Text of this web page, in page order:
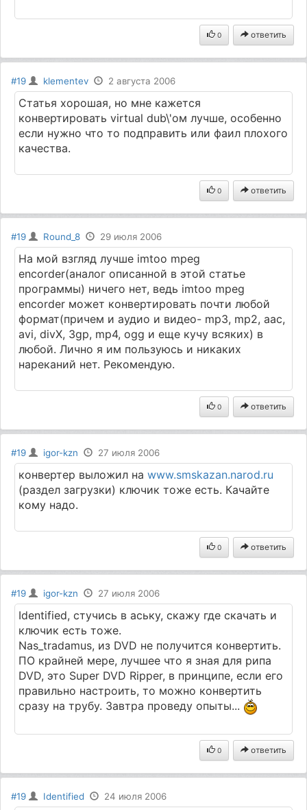
0 ответить
#19 klementev 2 августа 2006
Статья хорошая, но мне кажется
конвертировать virtual dub\'ом лучше, особенно
если нужно что то подправить или фаил плохого
качества.
0 ответить
#19 Round_8 29 июля 2006
На мой взгляд лучше imtoo mpeg
encorder(аналог описанной в этой статье
программы) ничего нет, ведь imtoo mpeg
encorder может конвертировать почти любой
формат(причем и аудио и видео- mp3, mp2, aac,
avi, divX, 3gp, mp4, ogg и еще кучу всяких) в
любой. Лично я им пользуюсь и никаких
нареканий нет. Рекомендую.
0 ответить
#19 igor-kzn 27 июля 2006
конвертер выложил наwww.smskazan.narod.ru
(раздел загрузки) ключик тоже есть. Качайте
кому надо.
0 ответить
#19 igor-kzn 27 июля 2006
Identified, стучись в аську, скажу где скачать и
ключик есть тоже.
Nas_tradamus, из DVD не получится конвертить.
ПО крайней мере, лучшее что я зная для рипа
DVD, это Super DVD Ripper, в принципе, если его
правильно настроить, то можно конвертить
сразу на трубу. Завтра проведу опыты...
0 ответить
#19 Identified 24 июля 2006